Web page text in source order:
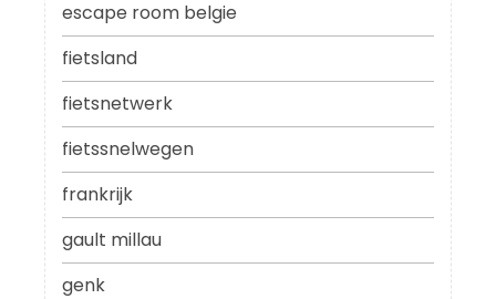
escape room belgie
fietsland
fietsnetwerk
fietssnelwegen
frankrijk
gault millau
genk